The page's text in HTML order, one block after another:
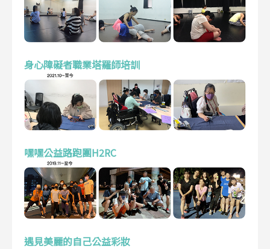
身心障礙者職業塔羅師培訓
嘿嘿公益路跑團H2RC
遇見美麗的自己公益彩妝